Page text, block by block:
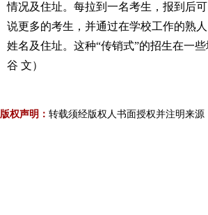
情况及住址。每拉到一名考生，报到后
说更多的考生，并通过在学校工作的熟
姓名及住址。这种“传销式”的招生在一
谷 文）
版权声明： 转载须经版权人书面授权并注明来源